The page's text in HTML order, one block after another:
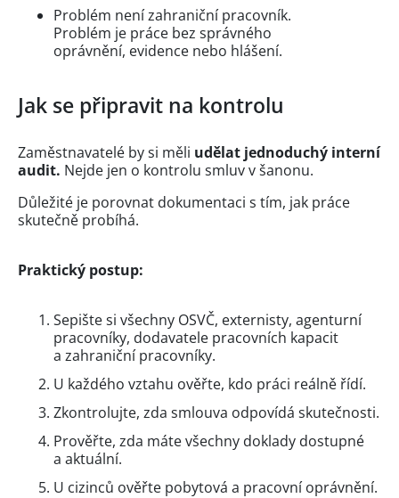
Problém není zahraniční pracovník.
Problém je práce bez správného
oprávnění, evidence nebo hlášení.
Jak se připravit na kontrolu
Zaměstnavatelé by si měli udělat jednoduchý interní
audit. Nejde jen o kontrolu smluv v šanonu.
Důležité je porovnat dokumentaci s tím, jak práce
skutečně probíhá.
Praktický postup:
Sepište si všechny OSVČ, externisty, agenturní
pracovníky, dodavatele pracovních kapacit
a zahraniční pracovníky.
U každého vztahu ověřte, kdo práci reálně řídí.
Zkontrolujte, zda smlouva odpovídá skutečnosti.
Prověřte, zda máte všechny doklady dostupné
a aktuální.
U cizinců ověřte pobytová a pracovní oprávnění.